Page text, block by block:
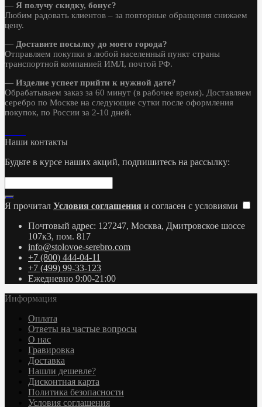
— Я получу скидку, бонус?
Любим радовать клиентов – за повторные обращения снижаем
цену.
— Доставите посылку до моего города?
Отправляем покупки в любой населенный пункт страны
транспортной компанией ИМЛ, почтой РФ.
— Изделие успеет прийти к нужной дате?
Обрабатываем заказ за 60 минут (в рабочее время). Доставляем
серебро по Москве на следующие сутки после оформления
покупок, по России за 2-10 дней.
Наши контакты
Будьте в курсе наших акций, подпишитесь на рассылку:
Я прочитал Условия соглашения и согласен с условиями
Почтовый адрес: 127247, Москва, Дмитровское шоссе
107к3, пом. 817
info@stolovoe-serebro.com
+7 (800) 444-04-11
+7 (499) 99-33-123
Ежедневно 9:00-21:00
Информация
Оплата
Ответы на частые вопросы
О нас
Гравировка
Доставка
Нашли дешевле?
Дисконтная карта
Политика безопасности
Условия соглашения